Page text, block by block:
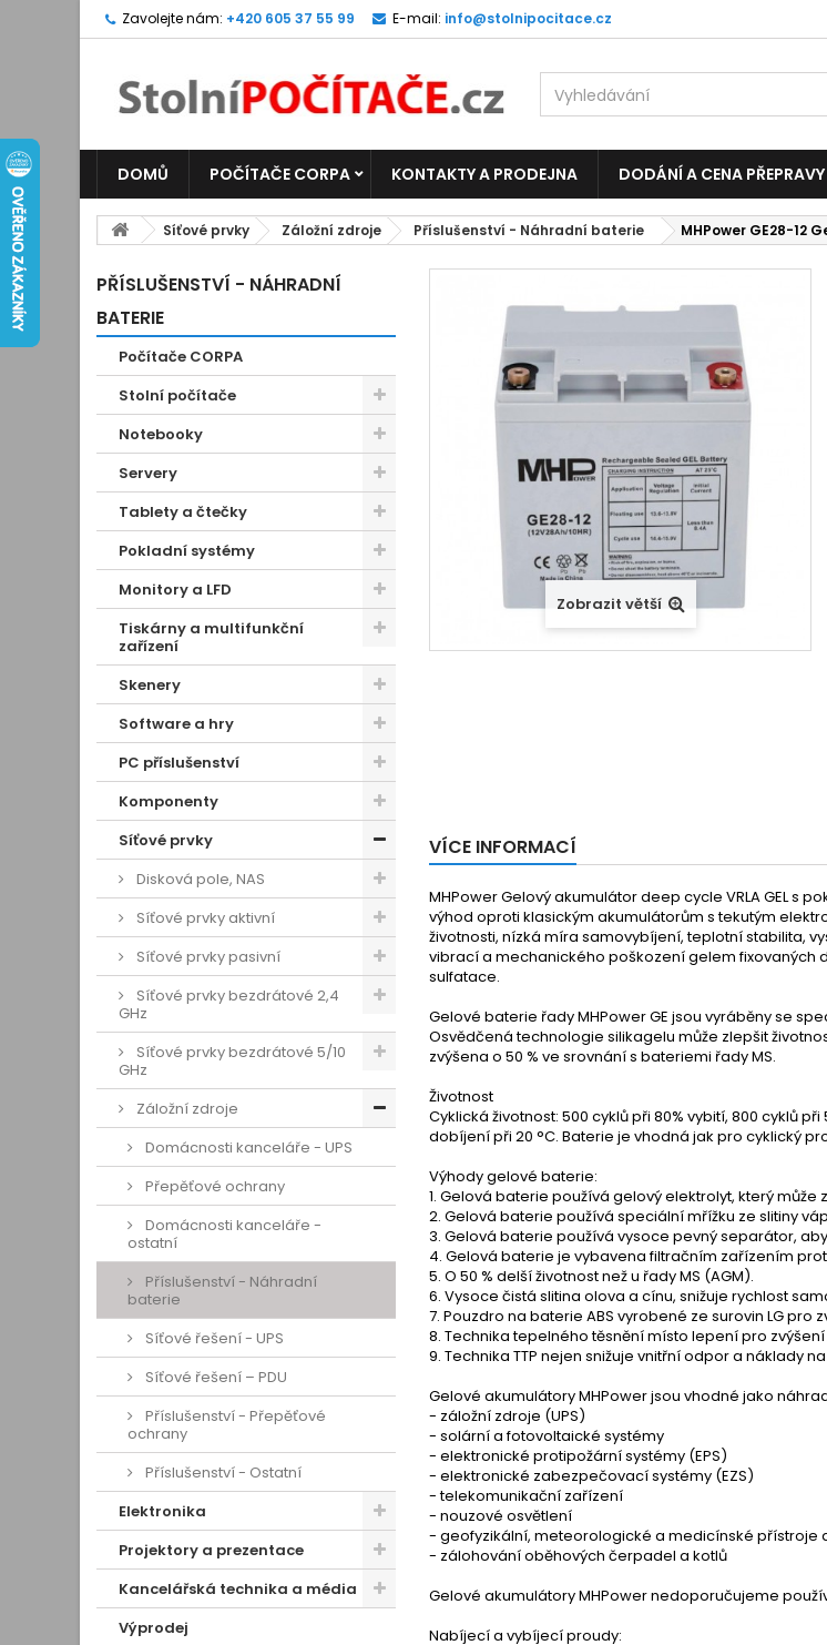
Zavolejte nám: +420 605 37 55 99 E-mail: info@stolnipocitace.cz
DOMŮ POČÍTAČE CORPA KONTAKTY A PRODEJNA DODÁNÍ A CENA PŘEPRAVY
Síťové prvky Záložní zdroje Příslušenství - Náhradní baterie MHPower GE28-12
PŘÍSLUŠENSTVÍ - NÁHRADNÍ
BATERIE
Počítače CORPA
Stolní počítače
Notebooky
Servery
Tablety a čtečky
Pokladní systémy
Monitory a LFD
Tiskárny a multifunkční
zařízení
Skenery
Software a hry
PC příslušenství
Komponenty
Síťové prvky
Disková pole, NAS
Síťové prvky aktivní
Síťové prvky pasivní
Síťové prvky bezdrátové 2,4
GHz
Síťové prvky bezdrátové 5/10
GHz
Záložní zdroje
Domácnosti kanceláře - UPS
Přepěťové ochrany
Domácnosti kanceláře -
ostatní
Příslušenství - Náhradní
baterie
Síťové řešení - UPS
Síťové řešení – PDU
Příslušenství - Přepěťové
ochrany
Příslušenství - Ostatní
Elektronika
Projektory a prezentace
Kancelářská technika a média
Výprodej
Zobrazit větší
VÍCE INFORMACÍ
MHPower Gelový akumulátor deep cycle VRLA GEL s
výhod oproti klasickým akumulátorům s tekutým
životnosti, nízká míra samovybíjení, teplotní stabilita,
vibrací a mechanického poškození gelem fixovaných
sulfatace.
Gelové baterie řady MHPower GE jsou vyráběny se
Osvědčená technologie silikagelu může zlepšit
zvýšena o 50 % ve srovnání s bateriemi řady MS.
Životnost
Cyklická životnost: 500 cyklů při 80% vybití, 800 cyklů
dobíjení při 20 °C. Baterie je vhodná jak pro cyklický
Výhody gelové baterie:
1. Gelová baterie používá gelový elektrolyt, který
2. Gelová baterie používá speciální mřížku ze slitiny
3. Gelová baterie používá vysoce pevný separátor,
4. Gelová baterie je vybavena filtračním zařízením
5. O 50 % delší životnost než u řady MS (AGM).
6. Vysoce čistá slitina olova a cínu, snižuje rychlost
7. Pouzdro na baterie ABS vyrobené ze surovin LG pro
8. Technika tepelného těsnění místo lepení pro
9. Technika TTP nejen snižuje vnitřní odpor a náklady
Gelové akumulátory MHPower jsou vhodné jako
- záložní zdroje (UPS)
- solární a fotovoltaické systémy
- elektronické protipožární systémy (EPS)
- elektronické zabezpečovací systémy (EZS)
- telekomunikační zařízení
- nouzové osvětlení
- geofyzikální, meteorologické a medicínské přístroje
- zálohování oběhových čerpadel a kotlů
Gelové akumulátory MHPower nedoporučujeme
Nabíjecí a vybíjecí proudy: